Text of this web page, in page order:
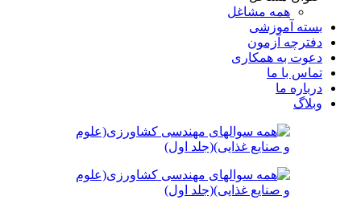
همه مشاغل
بسته آموزشی
دفترچه آزمون
دعوت به همکاری
تماس با ما
درباره ما
وبلاگ